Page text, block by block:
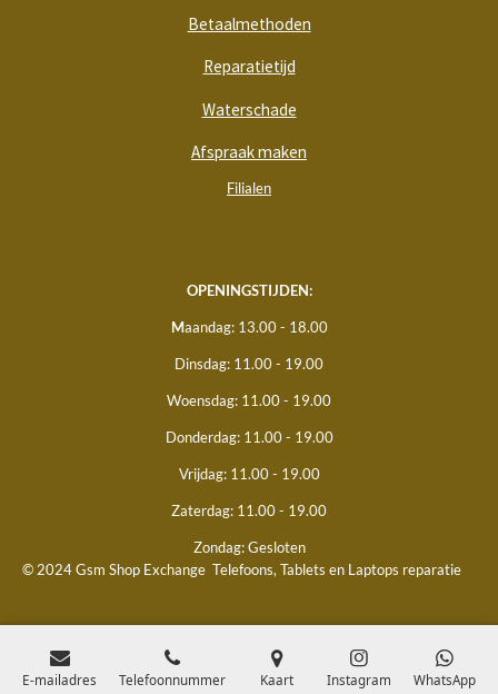
Betaalmethoden
Reparatietijd
Waterschade
Afspraak maken
Filialen
OPENINGSTIJDEN:
Maandag: 13.00 - 18.00
Dinsdag: 11.00 - 19.00
Woensdag: 11.00 - 19.00
Donderdag: 11.00 - 19.00
Vrijdag: 11.00 - 19.00
Zaterdag: 11.00 - 19.00
Zondag: Gesloten
© 2024 Gsm Shop Exchange Telefoons, Tablets en Laptops reparatie
E-mailadres Telefoonnummer Kaart Instagram WhatsApp